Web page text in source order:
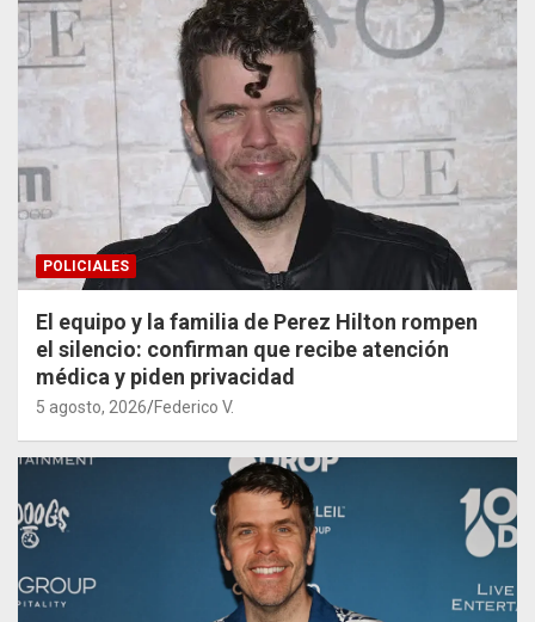
POLICIALES
El equipo y la familia de Perez Hilton rompen
el silencio: confirman que recibe atención
médica y piden privacidad
5 agosto, 2026 Federico V.